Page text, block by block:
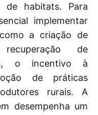
habitats. Para
implementar
a criação de
de
o incentivo à
de práticas
rurais. A
desempenha um